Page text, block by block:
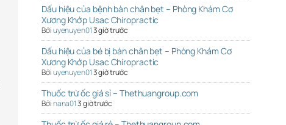
Dấu hiệu của bệnh bàn chân bẹt – Phòng Khám Cơ
Xương Khớp Usac Chiropractic
Bởiuyenuyen013 giờ trước
Dấu hiệu của bé bị bàn chân bẹt – Phòng Khám Cơ
Xương Khớp Usac Chiropractic
Bởiuyenuyen013 giờ trước
Thuốc trừ ốc giá sỉ – Thethuangroup.com
Bởinana013 giờ trước